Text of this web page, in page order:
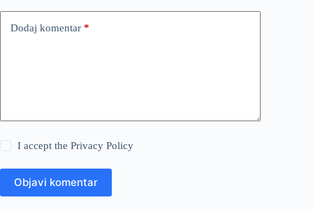
Dodaj komentar *
I accept thePrivacy Policy
Objavi komentar